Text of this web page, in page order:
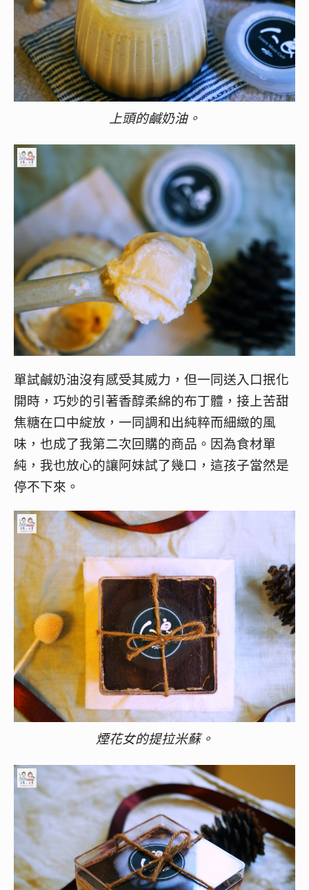
上頭的鹹奶油。
單試鹹奶油沒有感受其威力，但一同送入口抿化
開時，巧妙的引著香醇柔綿的布丁體，接上苦甜
焦糖在口中綻放，一同調和出純粹而細緻的風
味，也成了我第二次回購的商品。因為食材單
純，我也放心的讓阿妹試了幾口，這孩子當然是
停不下來。
煙花女的提拉米蘇。